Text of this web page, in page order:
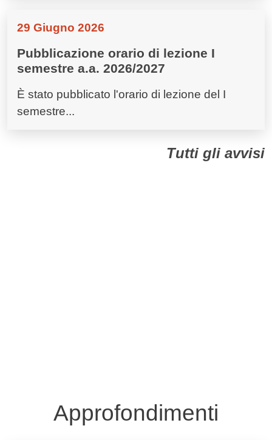
29 Giugno 2026
Pubblicazione orario di lezione I
semestre a.a. 2026/2027
È stato pubblicato l'orario di lezione del I
semestre...
Tutti gli avvisi
Approfondimenti